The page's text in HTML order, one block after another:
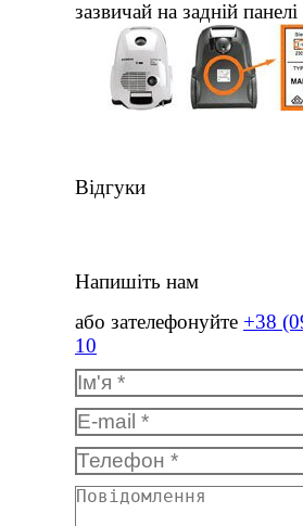
зазвичай на задній
Відгуки
Напишіть нам
або зателефонуйте +38
10
Ім'я *
E-mail *
Телефон *
Повідомлення